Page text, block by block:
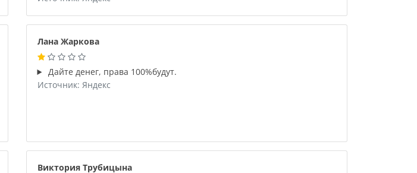
Лана Жаркова
Дайте денег, права 100%будут.
Источник: Яндекс
Виктория Трубицына